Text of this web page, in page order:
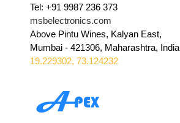
Tel: +91 9987 236 373
msbelectronics.com
Above Pintu Wines, Kalyan East,
Mumbai - 421306, Maharashtra, India
19.229302, 73.124232